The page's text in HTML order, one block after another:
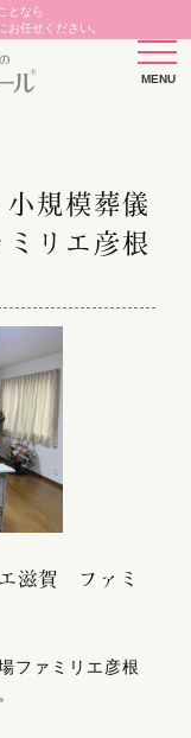
となら
任せください。
規模葬儀
リエ彦根
滋賀 ファミ
ファミリエ彦根